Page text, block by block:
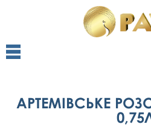
АРТЕМІВСЬКЕ